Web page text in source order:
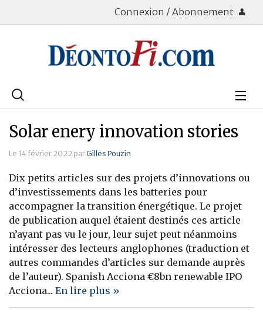
Connexion / Abonnement
Rechercher
Bourse
Placements
Patrimoine
Immobilier
Banque
Solar enery innovation stories
Le 14 février 2022 parGilles Pouzin
Dix petits articles sur des projets d’innovations ou
d’investissements dans les batteries pour
accompagner la transition énergétique. Le projet
de publication auquel étaient destinés ces article
n’ayant pas vu le jour, leur sujet peut néanmoins
intéresser des lecteurs anglophones (traduction et
autres commandes d’articles sur demande auprès
de l’auteur). Spanish Acciona €8bn renewable IPO
Acciona... En lire plus »